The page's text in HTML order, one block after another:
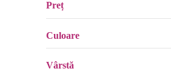
Preț
Culoare
Vârstă